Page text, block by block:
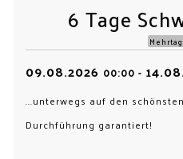
6 Tage
09.08.2026 00:00 -
...unterwegs auf den
Durchführung garantiert!